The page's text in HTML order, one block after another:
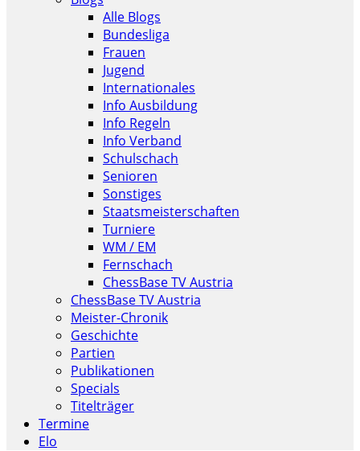
Alle Blogs
Bundesliga
Frauen
Jugend
Internationales
Info Ausbildung
Info Regeln
Info Verband
Schulschach
Senioren
Sonstiges
Staatsmeisterschaften
Turniere
WM / EM
Fernschach
ChessBase TV Austria
ChessBase TV Austria
Meister-Chronik
Geschichte
Partien
Publikationen
Specials
Titelträger
Termine
Elo